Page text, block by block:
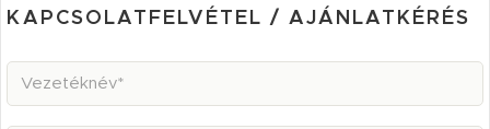
KAPCSOLATFELVÉTEL / AJÁNLATKÉRÉS